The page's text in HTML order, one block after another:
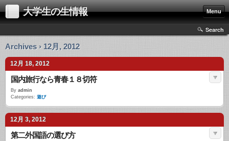
大学生の生情報 Menu
Search
Archives › 12月, 2012
12月 18, 2012
国内旅行なら青春１８切符
By admin
Categories: 遊び
12月 3, 2012
第二外国語の選び方